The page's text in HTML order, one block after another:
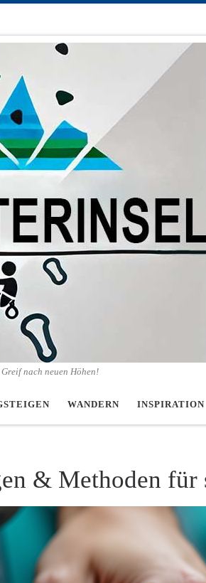
nach neuen Höhen!
WANDERN INSPIRATION
& Methoden für